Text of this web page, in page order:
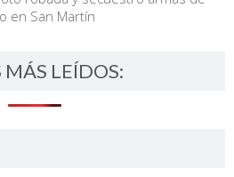
en San Martín
LEÍDOS: